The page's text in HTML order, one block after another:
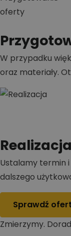
W przypadku
oraz materiały.
Realizacja
Ustalamy termin
dalszego
Sprawdź
Zmierzymy.